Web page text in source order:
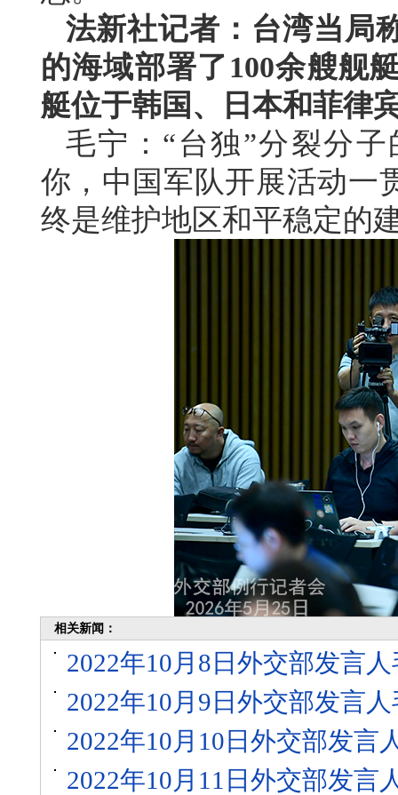
法新社记者：台湾当局
的海域部署了100余艘舰
艇位于韩国、日本和菲律
毛宁：“台独”分裂分
你，中国军队开展活动一
终是维护地区和平稳定的
相关新闻：
2022年10月8日外交部发言
2022年10月9日外交部发言
2022年10月10日外交部发言
2022年10月11日外交部发言